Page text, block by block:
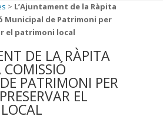
> L’Ajuntament de la Ràpita
Municipal de Patrimoni per
el patrimoni local
DE LA RÀPITA
PATRIMONI PER
EL